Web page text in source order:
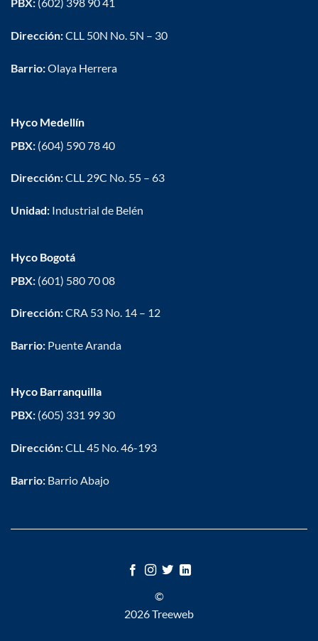
Dirección:CLL 50N No. 5N – 30
Barrio:Olaya Herrera
Hyco Medellín
PBX:(604) 590 78 40
Dirección:CLL 29C No. 55 – 63
Unidad:Industrial de Belén
Hyco Bogotá
PBX:(601) 580 70 08
Dirección:CRA 53 No. 14 – 12
Barrio:Puente Aranda
Hyco Barranquilla
PBX:(605) 331 99 30
Dirección:CLL 45 No. 46-193
Barrio:Barrio Abajo
©
2026 Treeweb